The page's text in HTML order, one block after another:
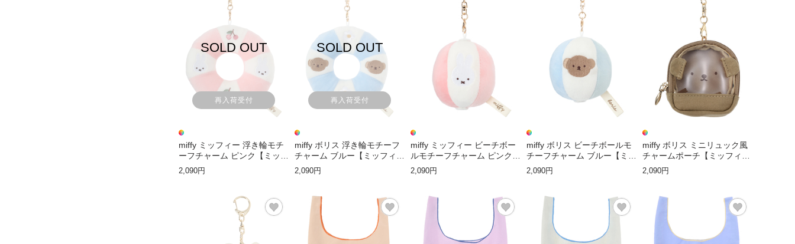
SOLD OUT
再入荷受付
miffy ミッフィー 浮き輪モチ
ーフチャーム ピンク【ミッフ
ィー】
2,090円
SOLD OUT
再入荷受付
miffy ボリス 浮き輪モチーフ
チャーム ブルー【ミッフィ
ー】
2,090円
miffy ミッフィー ビーチボー
ルモチーフチャーム ピンク
【ミッフィー】
2,090円
miffy ボリス ビーチボールモ
チーフチャーム ブルー【ミッ
フィー】
2,090円
miffy ボリス ミニリュック風
チャームポーチ【ミッフィ
ー】
2,090円